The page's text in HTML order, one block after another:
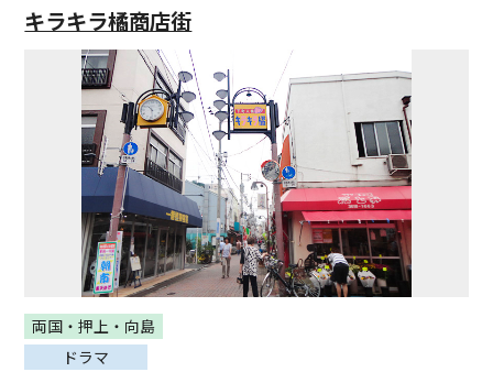
キラキラ橘商店街
両国・押上・向島
ドラマ